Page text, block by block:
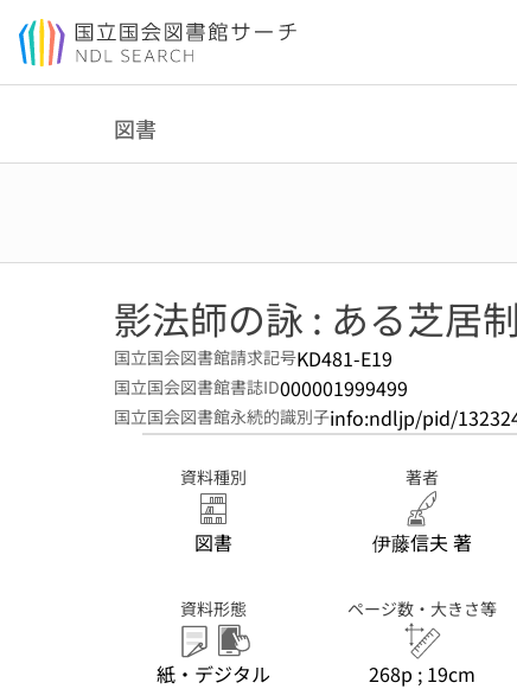
本文へ移動
図書
影法師の詠 : ある芝居
国立国会図書館請求記号KD481-E19
国立国会図書館書誌ID000001999499
国立国会図書館永続的識別子info:ndljp/pid/
資料種別
図書
著者
伊藤信夫 著
資料形態
紙・デジタル
ページ数・大きさ等
268p ; 19cm